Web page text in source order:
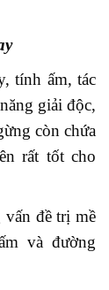
tính ấm, tác
giải độc,
còn chứa
rất tốt cho
vấn đề trị mề
và đường